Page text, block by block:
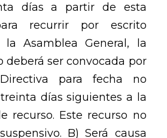
días a partir de esta
recurrir por escrito
Asamblea General, la
deberá ser convocada por
para fecha no
días siguientes a la
recurso. Este recurso no
B) Será causa